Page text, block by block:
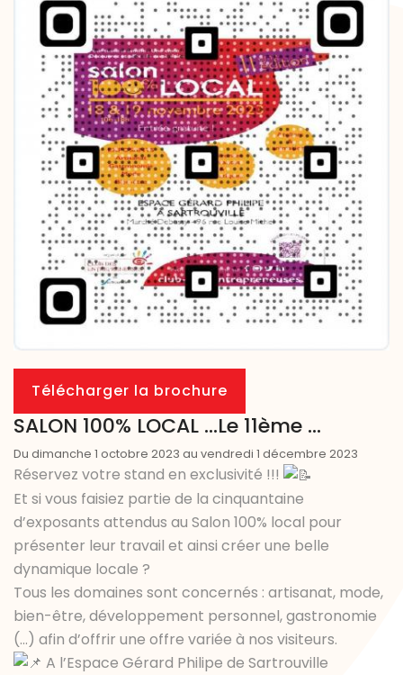
Télécharger la brochure
SALON 100% LOCAL ...Le 11ème ...
Du dimanche 1 octobre 2023 au vendredi 1 décembre 2023
Réservez votre stand en exclusivité !!!
Et si vous faisiez partie de la cinquantaine
d’exposants attendus au Salon 100% local pour
présenter leur travail et ainsi créer une belle
dynamique locale ?
Tous les domaines sont concernés : artisanat, mode,
bien-être, développement personnel, gastronomie
(...) afin d’offrir une offre variée à nos visiteurs.
A l’Espace Gérard Philipe de Sartrouville